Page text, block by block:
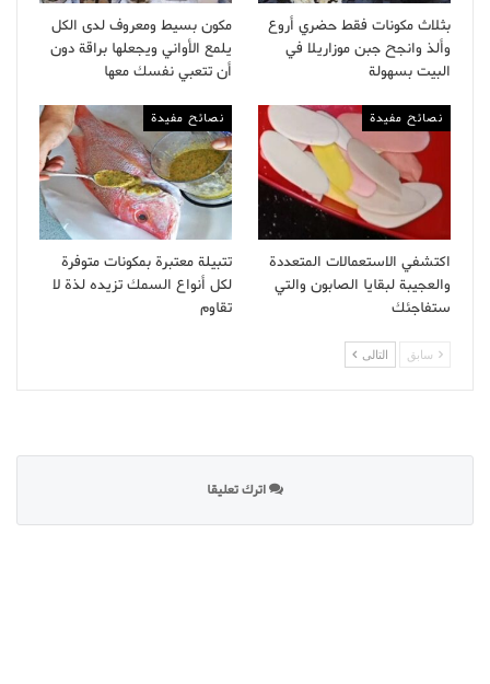
بثلاث مكونات فقط حضري أروع
وألذ وانجح جبن موزاريلا في
البيت بسهولة
مكون بسيط ومعروف لدى الكل
يلمع الأواني ويجعلها براقة دون
أن تتعبي نفسك معها
نصائح مفيدة
اكتشفي الاستعمالات المتعددة
والعجيبة لبقايا الصابون والتي
ستفاجئك
نصائح مفيدة
تتبيلة معتبرة بمكونات متوفرة
لكل أنواع السمك تزيده لذة لا
تقاوم
سابق التالى
اترك تعليقا